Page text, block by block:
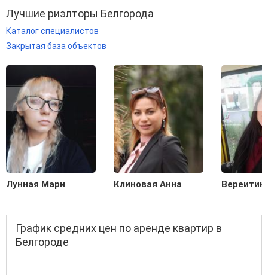
Лучшие риэлторы Белгорода
Каталог специалистов
Закрытая база объектов
Лунная Мари Клиновая Анна
График средних цен по аренде квартир в
Белгороде